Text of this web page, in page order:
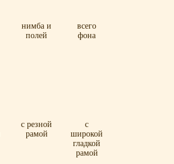
нимба и
полей
всего
фона
с резной
рамой
с
широкой
гладкой
рамой